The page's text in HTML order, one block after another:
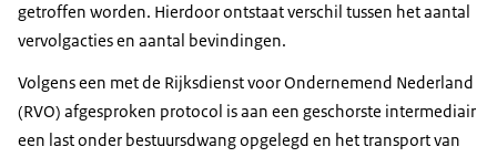
getroffen worden. Hierdoor ontstaat verschil tussen het aantal
vervolgacties en aantal bevindingen.
Volgens een met de Rijksdienst voor Ondernemend Nederland
(RVO) afgesproken protocol is aan een geschorste intermediair
een last onder bestuursdwang opgelegd en het transport van